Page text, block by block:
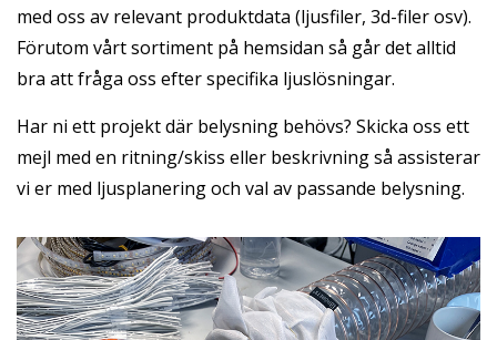
med oss av relevant produktdata (ljusfiler, 3d-filer osv).
Förutom vårt sortiment på hemsidan så går det alltid
bra att fråga oss efter specifika ljuslösningar.
Har ni ett projekt där belysning behövs? Skicka oss ett
mejl med en ritning/skiss eller beskrivning så assisterar
vi er med ljusplanering och val av passande belysning.